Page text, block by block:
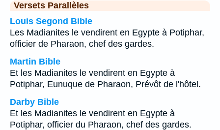
Versets Parallèles
Louis Segond Bible
Les Madianites le vendirent en Egypte à Potiphar,
officier de Pharaon, chef des gardes.
Martin Bible
Et les Madianites le vendirent en Egypte à
Potiphar, Eunuque de Pharaon, Prévôt de l'hôtel.
Darby Bible
Et les Madianites le vendirent en Egypte à
Potiphar, officier du Pharaon, chef des gardes.